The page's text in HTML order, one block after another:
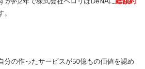
分の作ったサービスが50億もの価値を認め